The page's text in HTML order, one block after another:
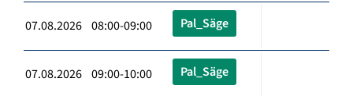
07.08.2026 08:00-09:00 Pal_Säge
07.08.2026 09:00-10:00 Pal_Säge